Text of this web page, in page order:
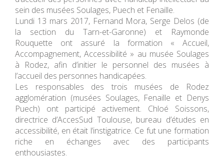
sein des musées Soulages, Puech et Fenaille.
Lundi 13 mars 2017, Fernand Mora, Serge Delos (de
la section du Tarn-et-Garonne) et Raymonde
Rouquette ont assuré la formation « Accueil,
Accompagnement, Accessibilité » au musée Soulages
à Rodez, afin d’initier le personnel des musées à
l’accueil des personnes handicapées.
Les responsables des trois musées de Rodez
agglomération (musées Soulages, Fenaille et Denys
Puech) ont participé activement. Chloé Soissons,
directrice d’AccesSud Toulouse, bureau d’études en
accessibilité, en était l’instigatrice. Ce fut une formation
riche en échanges avec des participants
enthousiastes.